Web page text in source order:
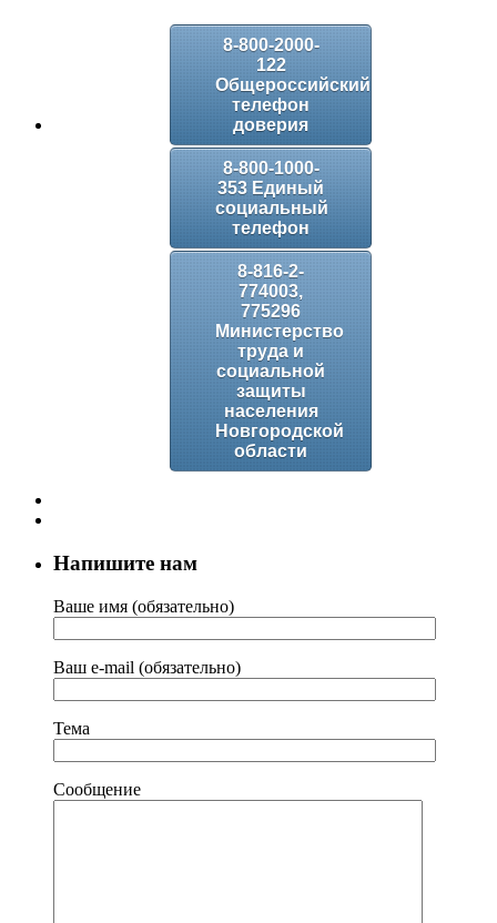
8-800-2000-
122
Общероссийский
телефон
доверия
8-800-1000-
353 Единый
социальный
телефон
8-816-2-
774003,
775296
Министерство
труда и
социальной
защиты
населения
Новгородской
области
Напишите нам
Ваше имя (обязательно)
Ваш e-mail (обязательно)
Тема
Сообщение